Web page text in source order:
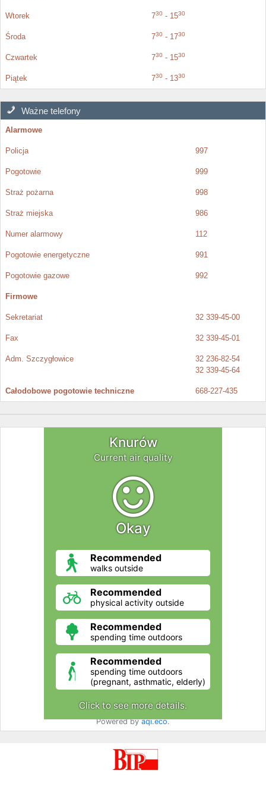
Wtorek 730 - 1530
Środa 730 - 1730
Czwartek 730 - 1530
Piątek 730 - 1330
Ważne telefony
Alarmowe
Policja 997
Pogotowie 999
Straż pożarna 998
Straż miejska 986
Numer alarmowy 112
Pogotowie energetyczne 991
Pogotowie gazowe 992
Firmowe
Sekretariat 32 339-45-00
Fax 32 339-45-01
Adm. Szczygłowice
32 236-82-54
32 339-45-64
Całodobowe pogotowie techniczne 668-227-435